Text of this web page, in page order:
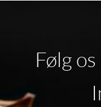
Følg